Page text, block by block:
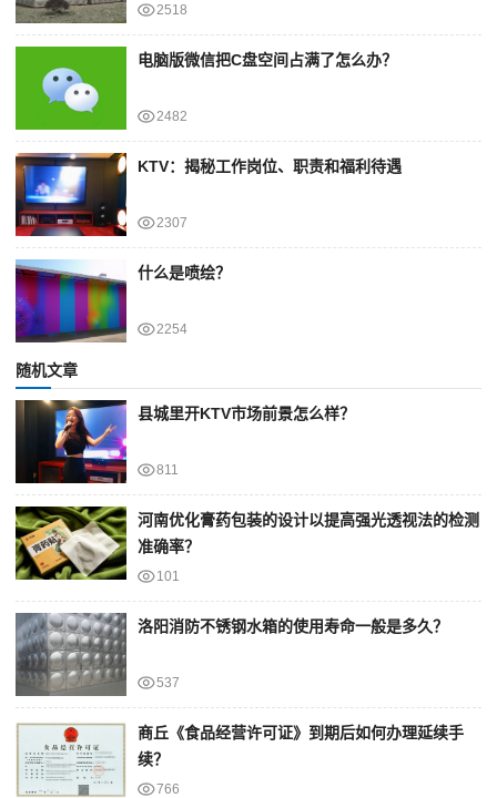
2518
电脑版微信把C盘空间占满了怎么办？
2482
KTV：揭秘工作岗位、职责和福利待遇
2307
什么是喷绘？
2254
随机文章
县城里开KTV市场前景怎么样？
811
河南优化膏药包装的设计以提高强光透视法的检测
准确率？
101
洛阳消防不锈钢水箱的使用寿命一般是多久？
537
商丘《食品经营许可证》到期后如何办理延续手
续？
766